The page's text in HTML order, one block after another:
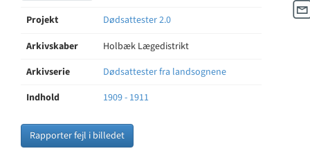
Projekt
Dødsattester 2.0
Arkivskaber
Holbæk Lægedistrikt
Arkivserie
Dødsattester fra landsognene
Indhold
1909 - 1911
Rapporter fejl i billedet